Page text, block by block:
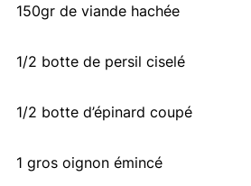
150gr de viande hachée
1/2 botte de persil ciselé
1/2 botte d’épinard coupé
1 gros oignon émincé